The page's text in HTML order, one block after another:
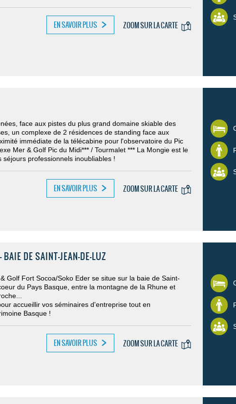
EN SAVOIR PLUS ZOOM SUR LA CARTE
face aux pistes du plus grand domaine skiable des
un complexe de 2 résidences de standing face aux
immédiate de la télécabine pour l'observatoire du Pic
Mer & Golf Pic du Midi*** / Tourmalet *** La Mongie est le
séjours professionnels inoubliables !
EN SAVOIR PLUS ZOOM SUR LA CARTE
DE SAINT-JEAN-DE-LUZ
Golf Fort Socoa/Soko Eder se situe sur la baie de Saint-
du Pays Basque, entre la montagne de la Rhune et
accueillir vos séminaires d'entreprise tout en
Basque !
EN SAVOIR PLUS ZOOM SUR LA CARTE